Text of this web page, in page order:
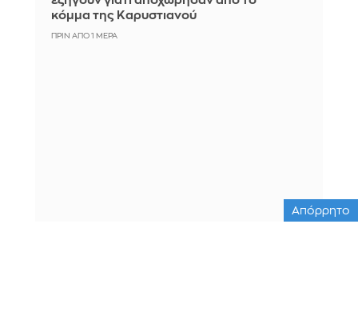
κόμμα της Καρυστιανού
ΠΡΙΝ ΑΠΌ 1 ΜΈΡΑ
Απόρρητο